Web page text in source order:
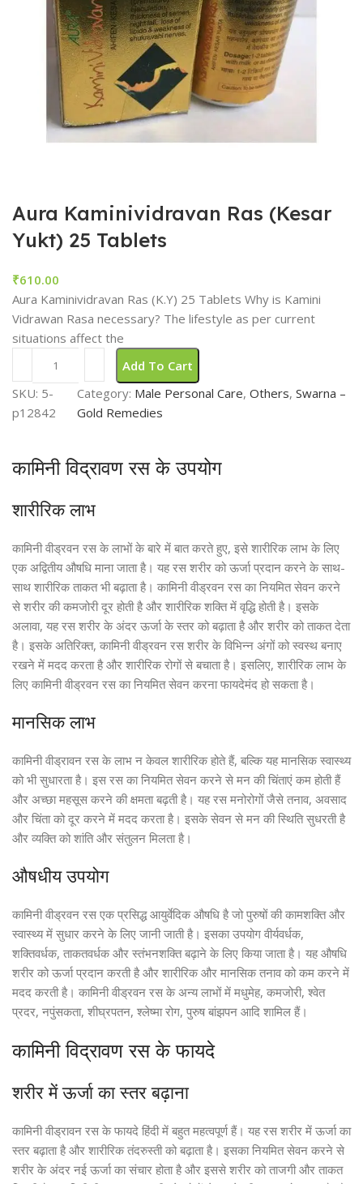
Aura Kaminividravan Ras (Kesar
Yukt) 25 Tablets
₹610.00
Aura Kaminividravan Ras (K.Y) 25 Tablets Why is Kamini
Vidrawan Rasa necessary? The lifestyle as per current
situations affect the
Add To Cart
SKU: 5-
p12842
Category: Male Personal Care, Others, Swarna –
Gold Remedies
कामिनी विद्रावण रस के उपयोग
शारीरिक लाभ
कामिनी वीड्रवन रस के लाभों के बारे में बात करते हुए, इसे शारीरिक लाभ के लिए
एक अद्वितीय औषधि माना जाता है। यह रस शरीर को ऊर्जा प्रदान करने के साथ-
साथ शारीरिक ताकत भी बढ़ाता है। कामिनी वीड्रवन रस का नियमित सेवन करने
से शरीर की कमजोरी दूर होती है और शारीरिक शक्ति में वृद्धि होती है। इसके
अलावा, यह रस शरीर के अंदर ऊर्जा के स्तर को बढ़ाता है और शरीर को ताकत देता
है। इसके अतिरिक्त, कामिनी वीड्रवन रस शरीर के विभिन्न अंगों को स्वस्थ बनाए
रखने में मदद करता है और शारीरिक रोगों से बचाता है। इसलिए, शारीरिक लाभ के
लिए कामिनी वीड्रवन रस का नियमित सेवन करना फायदेमंद हो सकता है।
मानसिक लाभ
कामिनी वीड्रावन रस के लाभ न केवल शारीरिक होते हैं, बल्कि यह मानसिक स्वास्थ्य
को भी सुधारता है। इस रस का नियमित सेवन करने से मन की चिंताएं कम होती हैं
और अच्छा महसूस करने की क्षमता बढ़ती है। यह रस मनोरोगों जैसे तनाव, अवसाद
और चिंता को दूर करने में मदद करता है। इसके सेवन से मन की स्थिति सुधरती है
और व्यक्ति को शांति और संतुलन मिलता है।
औषधीय उपयोग
कामिनी वीड्रवन रस एक प्रसिद्ध आयुर्वेदिक औषधि है जो पुरुषों की कामशक्ति और
स्वास्थ्य में सुधार करने के लिए जानी जाती है। इसका उपयोग वीर्यवर्धक,
शक्तिवर्धक, ताकतवर्धक और स्तंभनशक्ति बढ़ाने के लिए किया जाता है। यह औषधि
शरीर को ऊर्जा प्रदान करती है और शारीरिक और मानसिक तनाव को कम करने में
मदद करती है। कामिनी वीड्रवन रस के अन्य लाभों में मधुमेह, कमजोरी, श्वेत
प्रदर, नपुंसकता, शीघ्रपतन, श्लेष्मा रोग, पुरुष बांझपन आदि शामिल हैं।
कामिनी विद्रावण रस के फायदे
शरीर में ऊर्जा का स्तर बढ़ाना
कामिनी वीड्रावन रस के फायदे हिंदी में बहुत महत्वपूर्ण हैं। यह रस शरीर में ऊर्जा का
स्तर बढ़ाता है और शारीरिक तंदरुस्ती को बढ़ाता है। इसका नियमित सेवन करने से
शरीर के अंदर नई ऊर्जा का संचार होता है और इससे शरीर को ताजगी और ताकत